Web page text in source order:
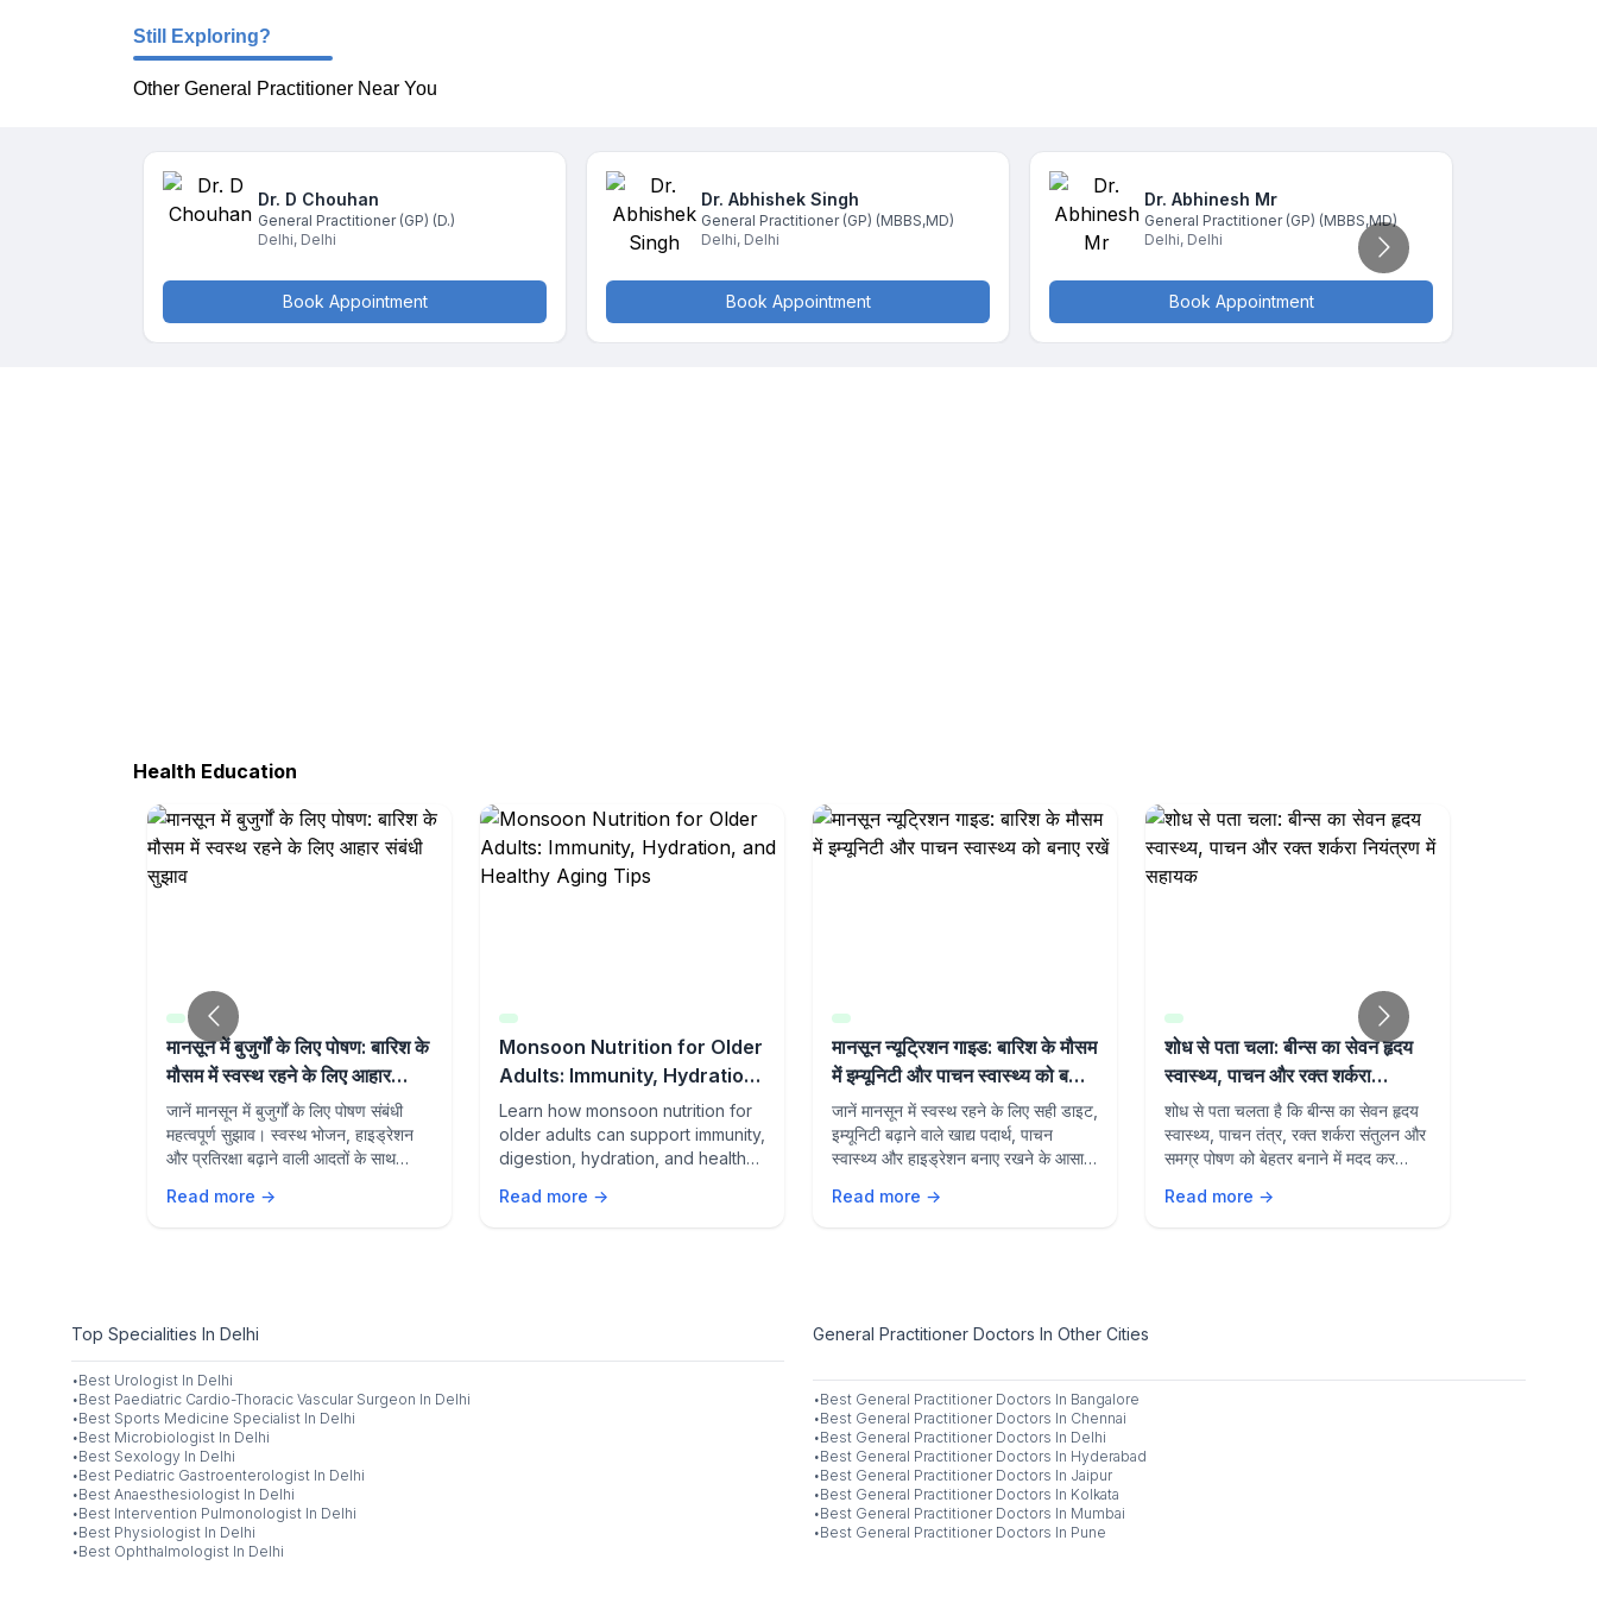
Still Exploring?
Other General Practitioner Near You
Dr. D Chouhan
General Practitioner (GP) (D.)
Delhi, Delhi
Book Appointment
Dr. Abhishek Singh
General Practitioner (GP) (MBBS,MD)
Delhi, Delhi
Book Appointment
Dr. Abhinesh Mr
General Practitioner (GP) (MBBS,MD)
Delhi, Delhi
Book Appointment
Health Education
मानसून में बुजुर्गों के लिए पोषण: बारिश के
मौसम में स्वस्थ रहने के लिए आहार
संबंधी सुझाव
जानें मानसून में बुजुर्गों के लिए पोषण संबंधी
महत्वपूर्ण सुझाव। स्वस्थ भोजन, हाइड्रेशन
और प्रतिरक्षा बढ़ाने वाली आदतों के साथ
Read more →
Monsoon Nutrition for Older
Adults: Immunity, Hydration,
and Healthy Aging Tips
Learn how monsoon nutrition for
older adults can support immunity,
digestion, hydration, and healthy
lifestyle habits during the rainy
Read more →
मानसून न्यूट्रिशन गाइड: बारिश के मौसम
में इम्यूनिटी और पाचन स्वास्थ्य को बनाए
रखें
जानें मानसून में स्वस्थ रहने के लिए सही डाइट,
इम्यूनिटी बढ़ाने वाले खाद्य पदार्थ, पाचन
स्वास्थ्य और हाइड्रेशन बनाए रखने के आसान
Read more →
शोध से पता चला: बीन्स का सेवन हृदय
स्वास्थ्य, पाचन और रक्त शर्करा
नियंत्रण में सहायक
शोध से पता चलता है कि बीन्स का सेवन हृदय
स्वास्थ्य, पाचन तंत्र, रक्त शर्करा संतुलन और
समग्र पोषण को बेहतर बनाने में मदद कर
Read more →
Top Specialities In Delhi
·Best Urologist In Delhi
·Best Paediatric Cardio-Thoracic Vascular Surgeon In Delhi
·Best Sports Medicine Specialist In Delhi
·Best Microbiologist In Delhi
·Best Sexology In Delhi
·Best Pediatric Gastroenterologist In Delhi
·Best Anaesthesiologist In Delhi
·Best Intervention Pulmonologist In Delhi
·Best Physiologist In Delhi
·Best Ophthalmologist In Delhi
General Practitioner Doctors In Other Cities
·Best General Practitioner Doctors In Bangalore
·Best General Practitioner Doctors In Chennai
·Best General Practitioner Doctors In Delhi
·Best General Practitioner Doctors In Hyderabad
·Best General Practitioner Doctors In Jaipur
·Best General Practitioner Doctors In Kolkata
·Best General Practitioner Doctors In Mumbai
·Best General Practitioner Doctors In Pune